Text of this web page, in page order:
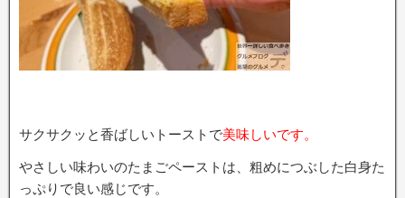
サクサクッと香ばしいトーストで美味しいです。
やさしい味わいのたまごペーストは、粗めにつぶした白身た
っぷりで良い感じです。